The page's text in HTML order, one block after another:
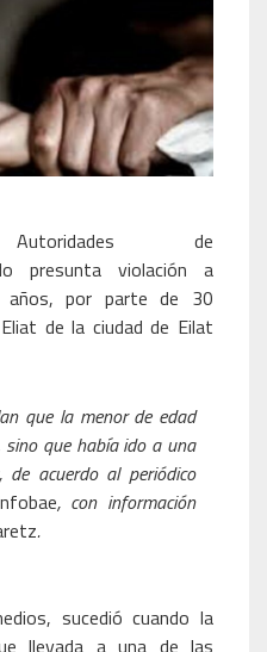
de
presunta violación a
años, por parte de 30
de la ciudad de Eilat
que la menor de edad
que había ido a una
de acuerdo al periódico
, con información
.
sucedió cuando la
llevada a una de las